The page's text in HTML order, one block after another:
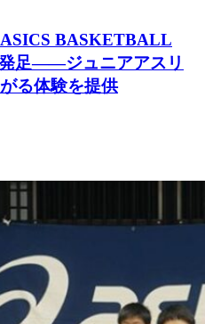
BASKETBALL
足――ジュニアアスリ
る体験を提供